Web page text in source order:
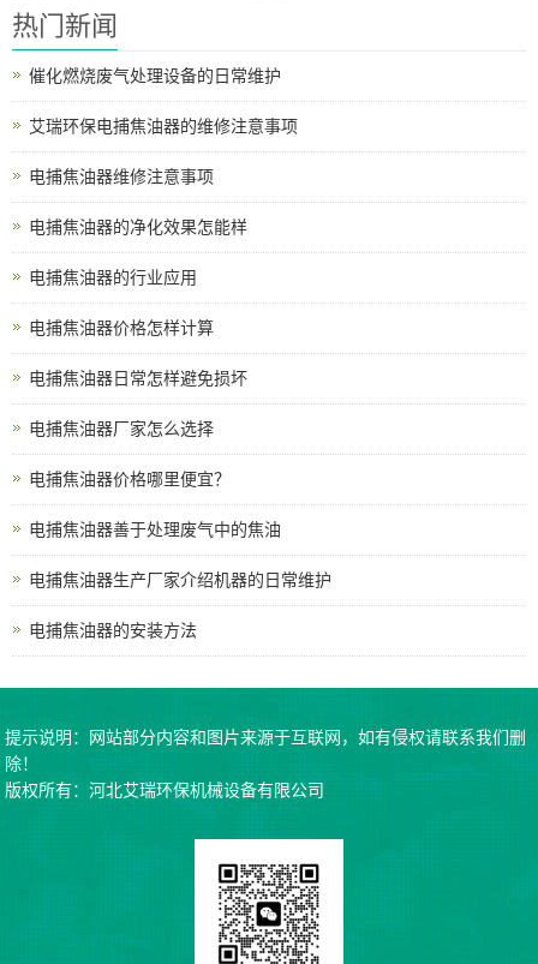
热门新闻
催化燃烧废气处理设备的日常维护
艾瑞环保电捕焦油器的维修注意事项
电捕焦油器维修注意事项
电捕焦油器的净化效果怎能样
电捕焦油器的行业应用
电捕焦油器价格怎样计算
电捕焦油器日常怎样避免损坏
电捕焦油器厂家怎么选择
电捕焦油器价格哪里便宜？
电捕焦油器善于处理废气中的焦油
电捕焦油器生产厂家介绍机器的日常维护
电捕焦油器的安装方法
提示说明：网站部分内容和图片来源于互联网，如有侵权请联系我们删
除！
版权所有：河北艾瑞环保机械设备有限公司